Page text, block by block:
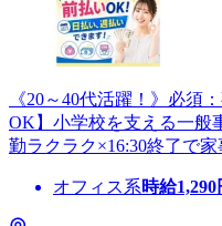
《20～40代活躍！》必須
OK】小学校を支える一般
勤ラクラク×16:30終了で
オフィス系時給1,290